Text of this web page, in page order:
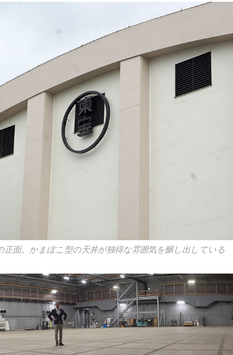
面。かまぼこ型の天井が独得な雰囲気を醸し出している